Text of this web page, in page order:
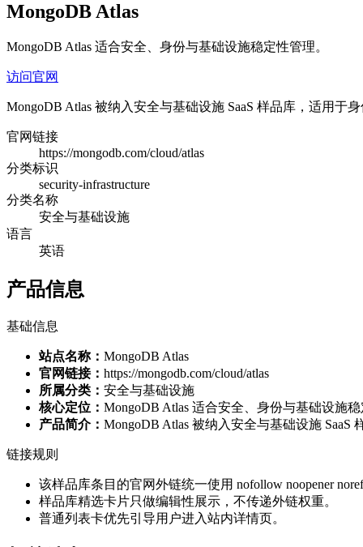
MongoDB Atlas
MongoDB Atlas 适合安全、身份与基础设施稳定性管理。
访问官网
MongoDB Atlas 被纳入安全与基础设施 SaaS 样品库，适用于
官网链接
https://mongodb.com/cloud/atlas
分类标识
security-infrastructure
分类名称
安全与基础设施
语言
英语
产品信息
基础信息
站点名称： MongoDB Atlas
官网链接： https://mongodb.com/cloud/atlas
所属分类： 安全与基础设施
核心定位： MongoDB Atlas 适合安全、身份与基础设施
产品简介： MongoDB Atlas 被纳入安全与基础设施
链接规则
该样品库条目的官网外链统一使用 nofollow noopener
样品库精选卡片只做编辑性展示，不传递外链权重。
普通列表卡优先引导用户进入站内详情页。